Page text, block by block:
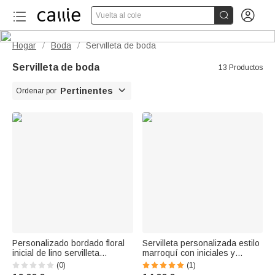
Vuelta al cole  
Hogar / Boda / Servilleta de boda
Servilleta de boda 13 Productos
Ordenar por Pertinentes 
Personalizado bordado floral
inicial de lino servilleta
decoración de la mesa
aniversario de boda
(0)
Servilleta personalizada estilo
marroquí con iniciales y
nombre Regalo de boda para
la familia de la novia
(1)